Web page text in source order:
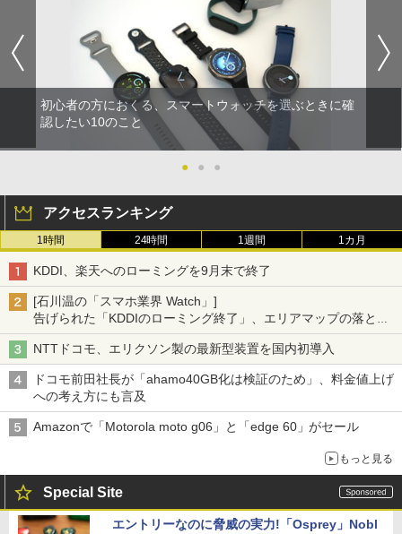
初心者の方におくる、スマートウォッチを選ぶときに確
認したい10のこと
● ● ●
アクセスランキング
1時間 24時間 1週間 1カ月
KDDI、楽天へのローミングを9月末で終了
[石川温の「スマホ業界 Watch」]
告げられた「KDDIのローミング終了」、エリアマップの落とし
穴と楽天モバイルの課題
NTTドコモ、エリクソン製の最新型装置を国内初導入
ドコモ前田社長が「ahamo40GB化は検証のため」、料金値上げ
への考え方にも言及
Amazonで「Motorola moto g06」と「edge 60」がセール
もっと見る
Special Site
エントリーなのに脅威の実力!「Osprey」Nobl